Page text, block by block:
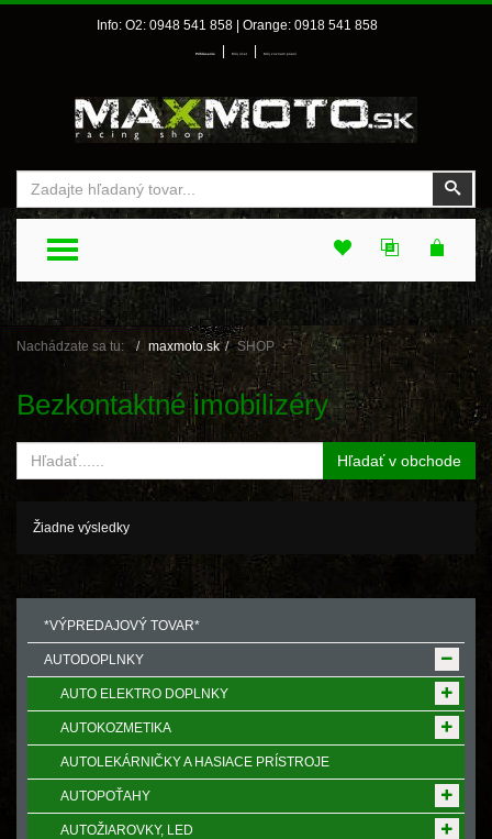
Info: O2: 0948 541 858 | Orange: 0918 541 858
Prihlásenie Môj účet Môj zoznam prianí
TOGGLE MENU
Nachádzate sa tu: maxmoto.sk SHOP
Bezkontaktné imobilizéry
Hľadať v obchode
Žiadne výsledky
*VÝPREDAJOVÝ TOVAR*
AUTODOPLNKY
AUTO ELEKTRO DOPLNKY
AUTOKOZMETIKA
AUTOLEKÁRNIČKY A HASIACE PRÍSTROJE
AUTOPOŤAHY
AUTOŽIAROVKY, LED